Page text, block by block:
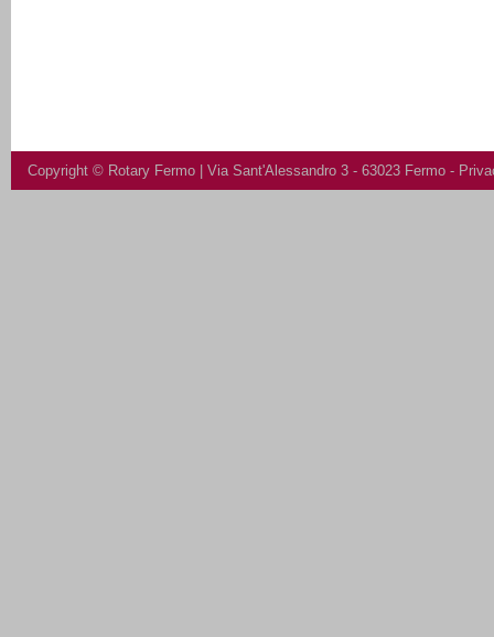
Copyright © Rotary Fermo | Via Sant'Alessandro 3 - 63023 Fermo -